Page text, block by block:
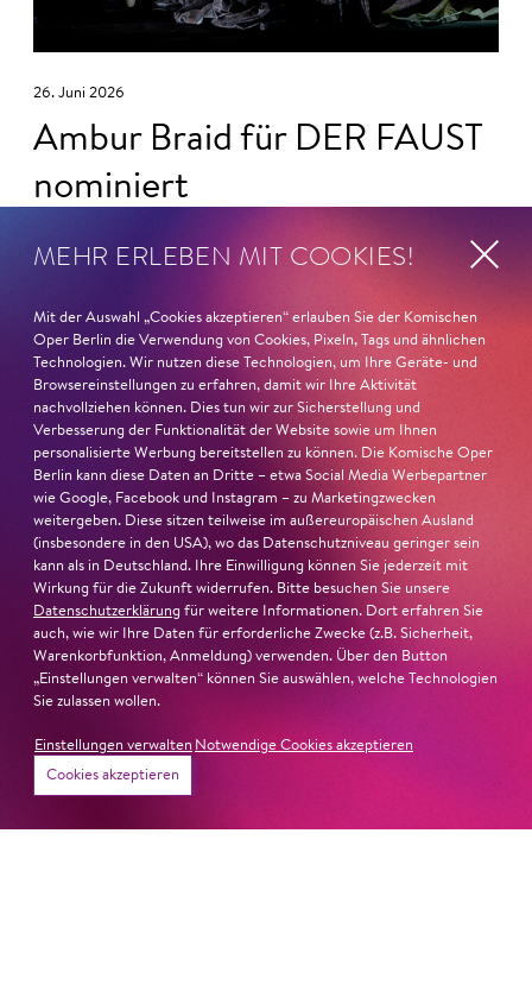
26. Juni 2026
Ambur Braid für DER FAUST
nominiert
FAUST nominiert in der Kategorie »Darsteller:in
Katerina Lwowna Ismailowa in Barrie Koskys Lady
Macbeth von Mzensk
sei jederzeit authentisch, ziehe das
Publikum in ihren Bann, fordere zum Miterleben und
Mitleiden heraus – niemand im Saal bliebe teilnahmslos
zurück, lobt die Jury Ambur Braids stimmliche Wucht
und ihre starke Bühnenpräsenz:
»In dem überwältigenden Farbenreichtum ihres Spiels
sind Auflehnung und Verletzlichkeit ebenso nachfühlbar
wie die verzweifelte Einsamkeit ihrer Figur.«Jury-
Begründung
MEHR ERLEBEN MIT COOKIES!
Mit der Auswahl „Cookies akzeptieren“ erlauben Sie der Komischen
Oper Berlin die Verwendung von Cookies, Pixeln, Tags und ähnlichen
Technologien. Wir nutzen diese Technologien, um Ihre Geräte- und
Browsereinstellungen zu erfahren, damit wir Ihre Aktivität
nachvollziehen können. Dies tun wir zur Sicherstellung und
Verbesserung der Funktionalität der Website sowie um Ihnen
personalisierte Werbung bereitstellen zu können. Die Komische Oper
Berlin kann diese Daten an Dritte – etwa Social Media Werbepartner
wie Google, Facebook und Instagram – zu Marketingzwecken
weitergeben. Diese sitzen teilweise im außereuropäischen Ausland
(insbesondere in den USA), wo das Datenschutzniveau geringer sein
kann als in Deutschland. Ihre Einwilligung können Sie jederzeit mit
Wirkung für die Zukunft widerrufen. Bitte besuchen Sie unsere
Datenschutzerklärung für weitere Informationen. Dort erfahren Sie
auch, wie wir Ihre Daten für erforderliche Zwecke (z.B. Sicherheit,
Warenkorbfunktion, Anmeldung) verwenden. Über den Button
„Einstellungen verwalten“ können Sie auswählen, welche Technologien
Sie zulassen wollen.
Einstellungen verwalten Notwendige Cookies akzeptieren
Cookies akzeptieren